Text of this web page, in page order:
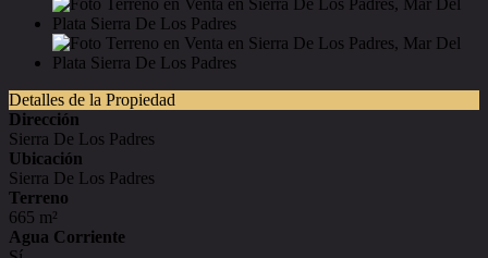
Detalles de la Propiedad
Dirección
Sierra De Los Padres
Ubicación
Sierra De Los Padres
Terreno
665 m²
Agua Corriente